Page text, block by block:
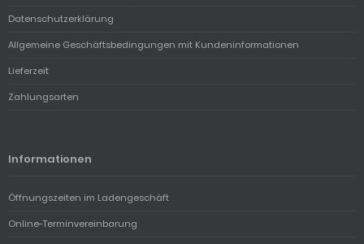
Datenschutzerklärung
Allgemeine Geschäftsbedingungen mit Kundeninformationen
Lieferzeit
Zahlungsarten
Informationen
Öffnungszeiten im Ladengeschäft
Online-Terminvereinbarung